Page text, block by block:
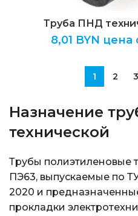
Труба ПНД
8,01 BYN
1 2 3
Назначение
технической
Трубы полиэтиленовые
ПЭ63, выпускаемые по
2020 и
прокладки